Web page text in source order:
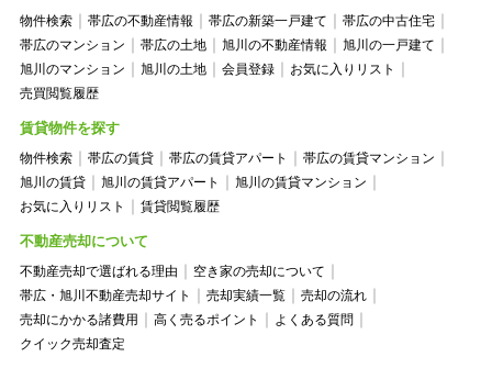
物件検索 帯広の不動産情報 帯広の新築一戸建て
帯広の中古住宅
帯広のマンション
帯広の土地 旭川の不動産情報
旭川の一戸建て
旭川のマンション
旭川の土地 会員登録
お気に入りリスト
売買閲覧履歴
賃貸物件を探す
物件検索 帯広の賃貸 帯広の賃貸アパート
帯広の賃貸マンション
旭川の賃貸
旭川の賃貸アパート
旭川の賃貸マンション
お気に入りリスト
賃貸閲覧履歴
不動産売却について
不動産売却で選ばれる理由
空き家の売却について
帯広・旭川不動産売却サイト
売却実績一覧
売却の流れ
売却にかかる諸費用
高く売るポイント
よくある質問
クイック売却査定